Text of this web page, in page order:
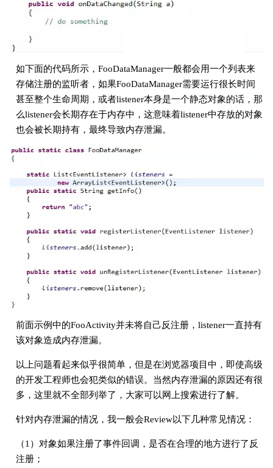
如下面的代码所示，FooDataManager一般都会用一个列表来
存储注册的监听者，如果FooDataManager需要运行很长时间
甚至整个生命周期，或者listener本身是一个静态对象的话，那
么listener会长期存在于内存中，这意味着listener中存放的对象
也会被长期持有，最终导致内存泄漏。
前面示例中的FooActivity并未将自己反注册，listener一直持有
该对象造成内存泄漏。
以上问题看起来似乎很简单，但是在浏览器项目中，即使高级
的开发工程师也会犯类似的错误。当然内存泄漏的原因还有很
多，这里就不全部列举了，大家可以网上搜索进行了解。
针对内存泄漏的情况，我一般会Review以下几种常见情况：
（1）对象如果注册了事件回调，是否在合理的地方进行了反
注册；